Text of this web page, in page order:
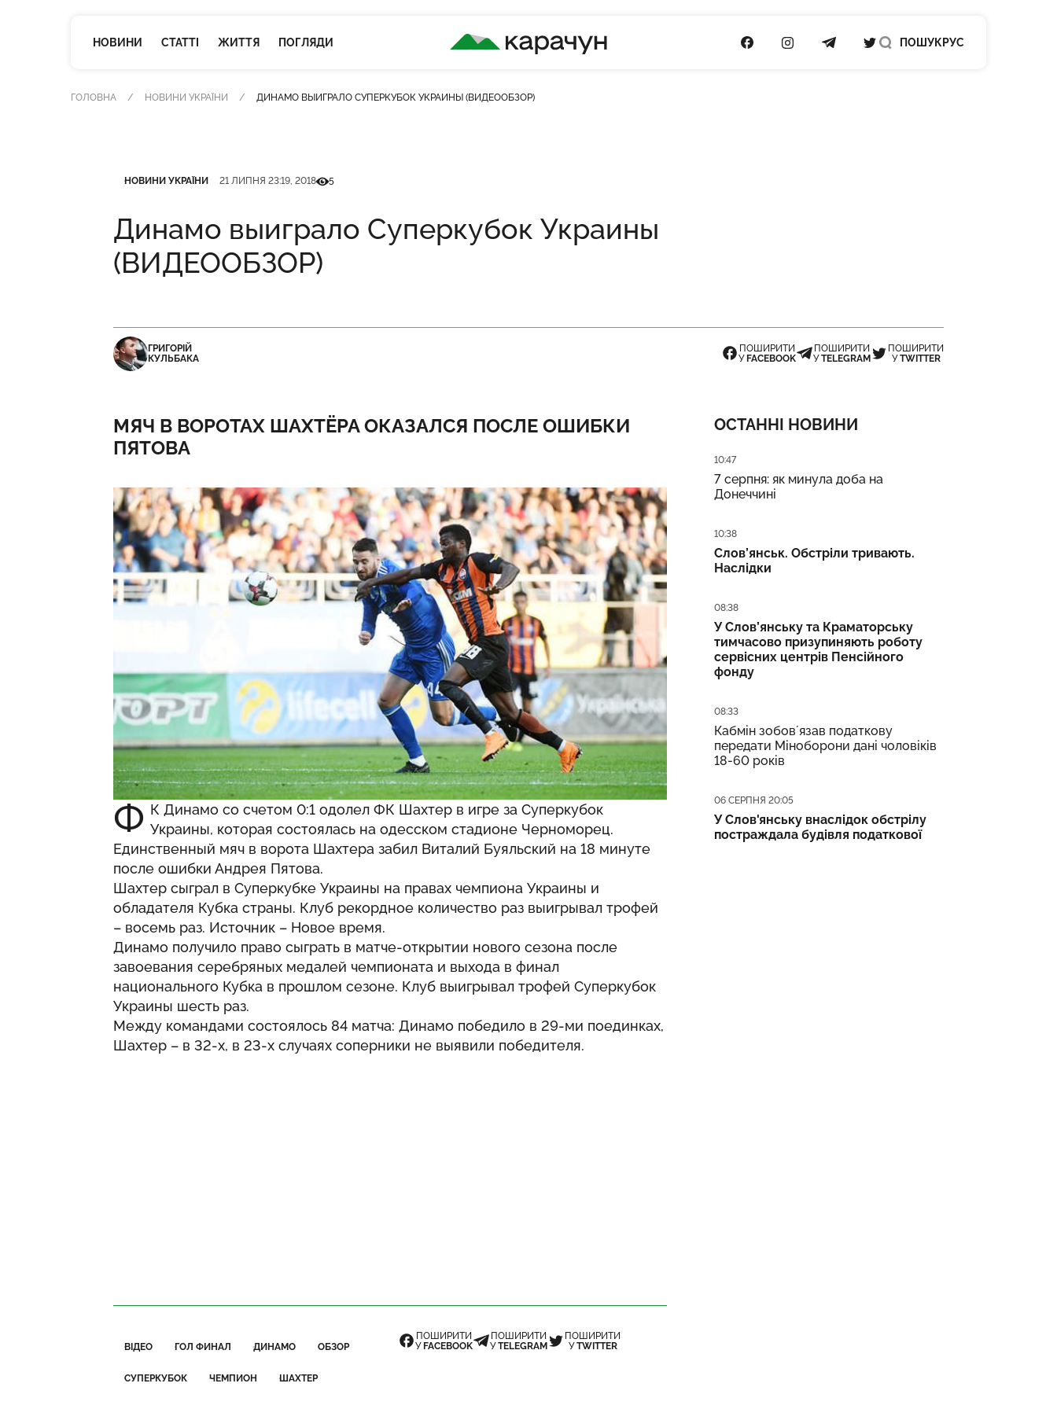
НОВИНИ СТАТТІ ЖИТТЯ ПОГЛЯДИ
КАРАЧУН
ПОСИЛАННЯ НА FACEBOOK
ПОСИЛАННЯ НА INSTAGRAM
ПОСИЛАННЯ НА TELEGRAM
ПОСИЛАННЯ НА TWITTER
ПОШУК РУС
ГОЛОВНА НОВИНИ УКРАЇНИ ДИНАМО ВЫИГРАЛО СУПЕРКУБОК УКРАИНЫ (ВИДЕООБЗОР)
НОВИНИ УКРАЇНИ 21 ЛИПНЯ 23:19, 2018Кількість переглядів
5
Динамо выиграло Суперкубок Украины
(ВИДЕООБЗОР)
ГРИГОРІЙ
КУЛЬБАКА
ПОШИРИТИ
У FACEBOOK
ПОШИРИТИ
УTELEGRAM
ПОШИРИТИ
УTWITTER
МЯЧ В ВОРОТАХ ШАХТЁРА ОКАЗАЛСЯ ПОСЛЕ ОШИБКИ
ПЯТОВА
Ф К Динамо со счетом 0:1 одолел ФК Шахтер в игре за Суперкубок
Украины, которая состоялась на одесском стадионе Черноморец.
Единственный мяч в ворота Шахтера забил Виталий Буяльский на 18 минуте
после ошибки Андрея Пятова.
Шахтер сыграл в Суперкубке Украины на правах чемпиона Украины и
обладателя Кубка страны. Клуб рекордное количество раз выигрывал трофей
– восемь раз. Источник – Новое время.
Динамо получило право сыграть в матче-открытии нового сезона после
завоевания серебряных медалей чемпионата и выхода в финал
национального Кубка в прошлом сезоне. Клуб выигрывал трофей Суперкубок
Украины шесть раз.
Между командами состоялось 84 матча: Динамо победило в 29-ми поединках,
Шахтер – в 32-х, в 23-х случаях соперники не выявили победителя.
ВІДЕО ГОЛ ФИНАЛ ДИНАМО ОБЗОР
СУПЕРКУБОК ЧЕМПИОН ШАХТЕР
ПОШИРИТИ
У FACEBOOK
ПОШИРИТИ
УTELEGRAM
ПОШИРИТИ
УTWITTER
ОСТАННІ НОВИНИ
Дата публікації
10:47
7 серпня: як минула доба на
Донеччині
Дата публікації
10:38
Слов’янськ. Обстріли тривають.
Наслідки
Дата публікації
08:38
У Слов’янську та Краматорську
тимчасово призупиняють роботу
сервісних центрів Пенсійного
фонду
Дата публікації
08:33
Кабмін зобовʼязав податкову
передати Міноборони дані чоловіків
18-60 років
Дата публікації
06 СЕРПНЯ 20:05
У Слов'янську внаслідок обстрілу
постраждала будівля податкової